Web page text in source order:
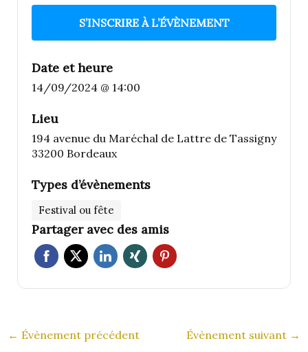
S’INSCRIRE À L’ÉVÈNEMENT
Date et heure
14/09/2024 @ 14:00
Lieu
194 avenue du Maréchal de Lattre de Tassigny
33200 Bordeaux
Types d’évènements
Festival ou fête
Partager avec des amis
← Évènement précédent Évènement suivant →